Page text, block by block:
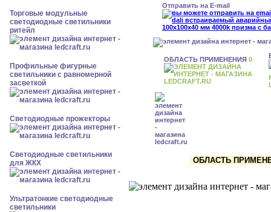
Торговые модульные
светодиодные светильники
ритейл
Профильные фигурные
светильники с равномерной
засветкой
Светодиодные прожекторы
Светодиодные светильники
для ЖКХ
Ультратонкие светодиодные
светильники
Отправить на E-mail
ОБЛАСТЬ ПРИМЕНЕНИЯ 0
ОБЛАСТЬ